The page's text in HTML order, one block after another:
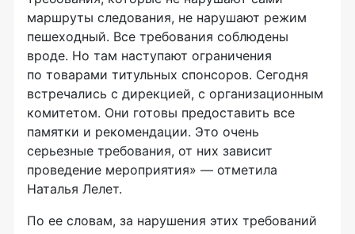
маршруты следования, не нарушают режим
пешеходный. Все требования соблюдены
вроде. Но там наступают ограничения
по товарами титульных спонсоров. Сегодня
встречались с дирекцией, с организационным
комитетом. Они готовы предоставить все
памятки и рекомендации. Это очень
серьезные требования, от них зависит
проведение мероприятия» — отметила
Наталья Лелет.
По ее словам, за нарушения этих требований